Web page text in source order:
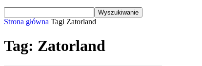
Strona główna Tagi Zatorland
Tag: Zatorland